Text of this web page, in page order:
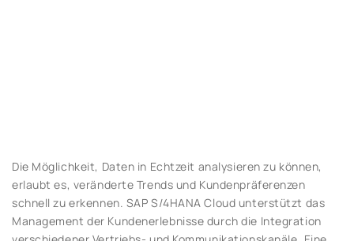
Die Möglichkeit, Daten in Echtzeit analysieren zu können,
erlaubt es, veränderte Trends und Kundenpräferenzen
schnell zu erkennen. SAP S/4HANA Cloud unterstützt das
Management der Kundenerlebnisse durch die Integration